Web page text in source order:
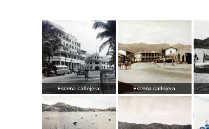
Escena callejera. Escena callejera.